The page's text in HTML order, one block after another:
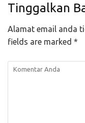
Tinggalkan
Alamat email anda
fields are marked *